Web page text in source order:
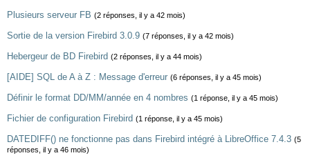
Plusieurs serveur FB (2 réponses, il y a 42 mois)
Sortie de la version Firebird 3.0.9 (7 réponses, il y a 42 mois)
Hebergeur de BD Firebird (2 réponses, il y a 44 mois)
[AIDE] SQL de A à Z : Message d'erreur (6 réponses, il y a 45 mois)
Définir le format DD/MM/année en 4 nombres (1 réponse, il y a 45 mois)
Fichier de configuration Firebird (1 réponse, il y a 45 mois)
DATEDIFF() ne fonctionne pas dans Firebird intégré à LibreOffice 7.4.3 (5
réponses, il y a 46 mois)